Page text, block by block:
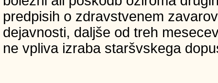
predpisih o zdravstvenem
dejavnosti, daljše od treh
ne vpliva izraba staršvskega